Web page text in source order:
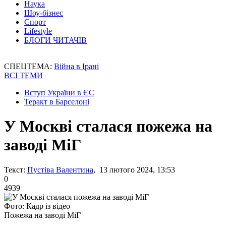
Наука
Шоу-бізнес
Спорт
Lifestyle
БЛОГИ ЧИТАЧІВ
СПЕЦТЕМА: Війна в Ірані
ВСІ ТЕМИ
Вступ України в ЄС
Теракт в Барселоні
У Москві сталася пожежа на
заводі МіГ
Текст: Пустіва Валентина, 13 лютого 2024, 13:53
0
4939
Фото: Кадр із відео
Пожежа на заводі МіГ